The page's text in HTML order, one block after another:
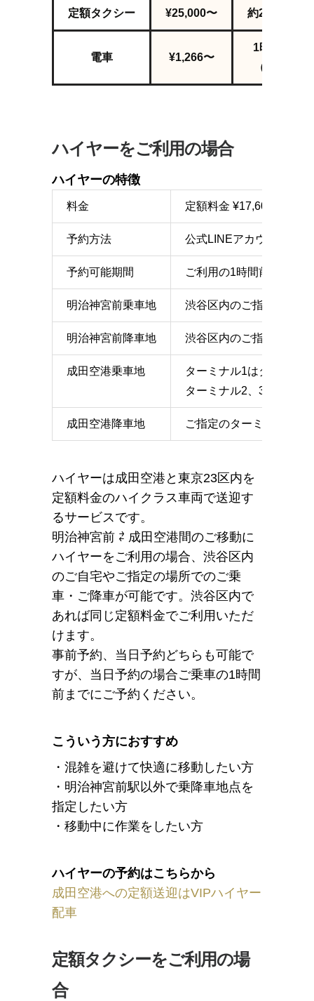
定額タクシー ¥25,000〜 約2
電車 ¥1,266〜
1時間16分
（乗換1回
ハイヤーをご利用の場合
ハイヤーの特徴
料金 定額料金 ¥17,600（別途
予約方法 公式LINEアカウント、
予約可能期間 ご利用の1時間前まで
明治神宮前乗車地 渋谷区内のご指定の地点
明治神宮前降車地 渋谷区内のご指定の地点
成田空港乗車地
ターミナル1はターミナ
ターミナル2、3はター
成田空港降車地 ご指定のターミナルのエ
ハイヤーは成田空港と東京23区内を
定額料金のハイクラス車両で送迎す
るサービスです。
明治神宮前 ⇄ 成田空港間のご移動に
ハイヤーをご利用の場合、渋谷区内
のご自宅やご指定の場所でのご乗
車・ご降車が可能です。渋谷区内で
あれば同じ定額料金でご利用いただ
けます。
事前予約、当日予約どちらも可能で
すが、当日予約の場合ご乗車の1時間
前までにご予約ください。
こういう方におすすめ
・混雑を避けて快適に移動したい方
・明治神宮前駅以外で乗降車地点を
指定したい方
・移動中に作業をしたい方
ハイヤーの予約はこちらから
成田空港への定額送迎はVIPハイヤー
配車
定額タクシーをご利用の場
合